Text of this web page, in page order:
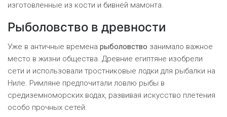
изготовленные из кости и бивней мамонта.
Рыболовство в древности
Уже в античные времена рыболовство занимало важное
место в жизни общества. Древние египтяне изобрели
сети и использовали тростниковые лодки для рыбалки на
Ниле. Римляне предпочитали ловлю рыбы в
средиземноморских водах, развивая искусство плетения
особо прочных сетей.